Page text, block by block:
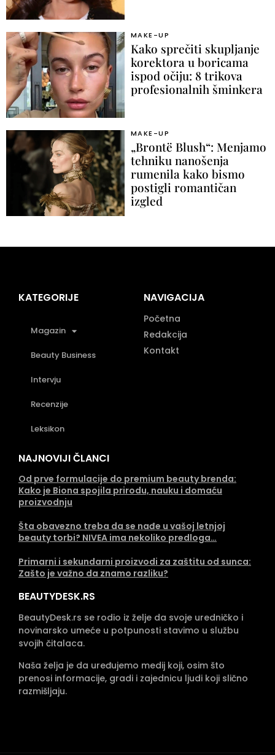
MAKE-UP
Kako sprečiti skupljanje
korektora u boricama
ispod očiju: 8 trikova
profesionalnih šminkera
MAKE-UP
„Brontë Blush“: Menjamo
tehniku nanošenja
rumenila kako bismo
postigli romantičan
izgled
KATEGORIJE
Magazin
Beauty Business
Intervju
Recenzije
Leksikon
NAVIGACIJA
Početna
Redakcija
Kontakt
NAJNOVIJI ČLANCI
Od prve formulacije do premium beauty brenda:
Kako je Biona spojila prirodu, nauku i domaću
proizvodnju
Šta obavezno treba da se nađe u vašoj letnjoj
beauty torbi? NIVEA ima nekoliko predloga…
Primarni i sekundarni proizvodi za zaštitu od sunca:
Zašto je važno da znamo razliku?
BEAUTYDESK.RS
BeautyDesk.rs se rodio iz želje da svoje uredničko i
novinarsko umeće u potpunosti stavimo u službu
svojih čitalaca.
Naša želja je da uređujemo medij koji, osim što
prenosi informacije, gradi i zajednicu ljudi koji slično
razmišljaju.